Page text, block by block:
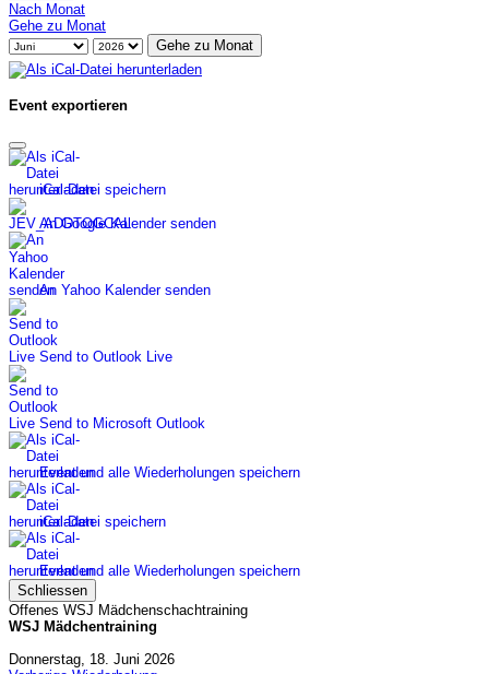
Nach Monat
Gehe zu Monat
Gehe zu Monat
Event exportieren
iCal-Datei speichern
An Google Kalender senden
An Yahoo Kalender senden
Send to Outlook Live
Send to Microsoft Outlook
Event und alle Wiederholungen speichern
iCal-Datei speichern
Event und alle Wiederholungen speichern
Schliessen
Offenes WSJ Mädchenschachtraining
WSJ Mädchentraining
Donnerstag, 18. Juni 2026